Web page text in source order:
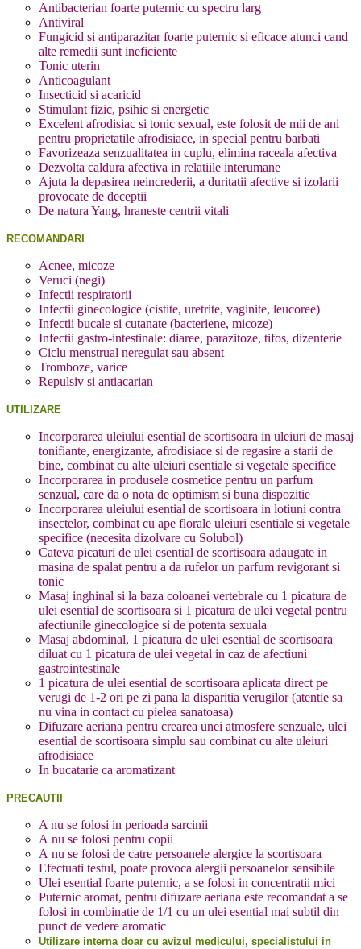
Antibacterian foarte puternic cu spectru larg
Antiviral
Fungicid si antiparazitar foarte puternic si eficace atunci cand
alte remedii sunt ineficiente
Tonic uterin
Anticoagulant
Insecticid si acaricid
Stimulant fizic, psihic si energetic
Excelent afrodisiac si tonic sexual, este folosit de mii de ani
pentru proprietatile afrodisiace, in special pentru barbati
Favorizeaza senzualitatea in cuplu, elimina raceala afectiva
Dezvolta caldura afectiva in relatiile interumane
Ajuta la depasirea neincrederii, a duritatii afective si izolarii
provocate de deceptii
De natura Yang, hraneste centrii vitali
RECOMANDARI
Acnee, micoze
Veruci (negi)
Infectii respiratorii
Infectii ginecologice (cistite, uretrite, vaginite, leucoree)
Infectii bucale si cutanate (bacteriene, micoze)
Infectii gastro-intestinale: diaree, parazitoze, tifos, dizenterie
Ciclu menstrual neregulat sau absent
Tromboze, varice
Repulsiv si antiacarian
UTILIZARE
Incorporarea uleiului esential de scortisoara in uleiuri de masaj
tonifiante, energizante, afrodisiace si de regasire a starii de
bine, combinat cu alte uleiuri esentiale si vegetale specifice
Incorporarea in produsele cosmetice pentru un parfum
senzual, care da o nota de optimism si buna dispozitie
Incorporarea uleiului esential de scortisoara in lotiuni contra
insectelor, combinat cu ape florale uleiuri esentiale si vegetale
specifice (necesita dizolvare cu Solubol)
Cateva picaturi de ulei esential de scortisoara adaugate in
masina de spalat pentru a da rufelor un parfum revigorant si
tonic
Masaj inghinal si la baza coloanei vertebrale cu 1 picatura de
ulei esential de scortisoara si 1 picatura de ulei vegetal pentru
afectiunile ginecologice si de potenta sexuala
Masaj abdominal, 1 picatura de ulei esential de scortisoara
diluat cu 1 picatura de ulei vegetal in caz de afectiuni
gastrointestinale
1 picatura de ulei esential de scortisoara aplicata direct pe
verugi de 1-2 ori pe zi pana la disparitia verugilor (atentie sa
nu vina in contact cu pielea sanatoasa)
Difuzare aeriana pentru crearea unei atmosfere senzuale, ulei
esential de scortisoara simplu sau combinat cu alte uleiuri
afrodisiace
In bucatarie ca aromatizant
PRECAUTII
A nu se folosi in perioada sarcinii
A nu se folosi pentru copii
A nu se folosi de catre persoanele alergice la scortisoara
Efectuati testul, poate provoca alergii persoanelor sensibile
Ulei esential foarte puternic, a se folosi in concentratii mici
Puternic aromat, pentru difuzare aeriana este recomandat a se
folosi in combinatie de 1/1 cu un ulei esential mai subtil din
punct de vedere aromatic
Utilizare interna doar cu avizul medicului, specialistului in